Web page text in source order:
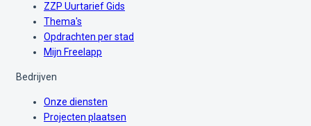
ZZP Uurtarief Gids
Thema's
Opdrachten per stad
Mijn Freelapp
Bedrijven
Onze diensten
Projecten plaatsen